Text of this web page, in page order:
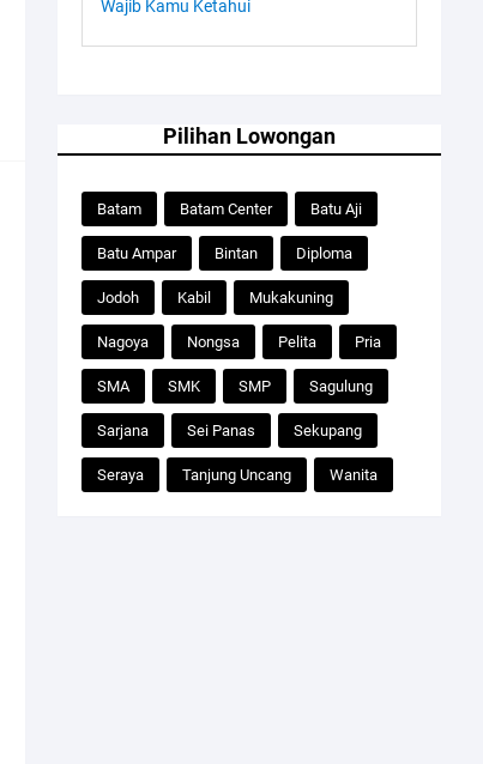
Wajib Kamu Ketahui
Pilihan Lowongan
Batam Batam Center Batu Aji
Batu Ampar Bintan Diploma
Jodoh Kabil Mukakuning
Nagoya Nongsa Pelita Pria
SMA SMK SMP Sagulung
Sarjana Sei Panas Sekupang
Seraya Tanjung Uncang Wanita